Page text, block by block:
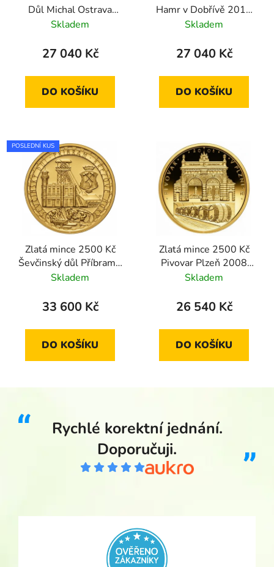
Důl Michal Ostrava
2010 standard
Skladem
27 040 Kč
DO KOŠÍKU
Hamr v Dobřívě 2010
standard
Skladem
27 040 Kč
DO KOŠÍKU
POSLEDNÍ KUS
Zlatá mince 2500 Kč
Ševčinský důl Příbram -
Březové Hory 2007
Skladem
33 600 Kč
DO KOŠÍKU
Zlatá mince 2500 Kč
Pivovar Plzeň 2008
proof
Skladem
26 540 Kč
DO KOŠÍKU
Rychlé korektní jednání.
Doporučuji.